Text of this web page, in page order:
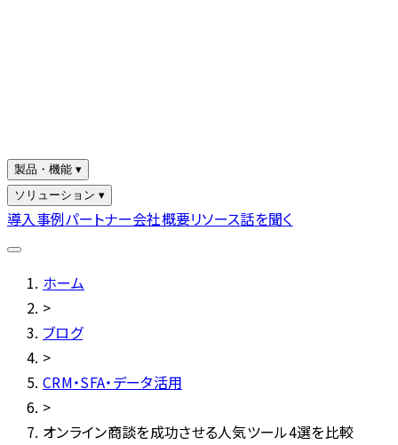
製品・機能 ▾
ソリューション ▾
導入事例パートナー会社概要リソース話を聞く
ホーム
>
ブログ
>
CRM・SFA・データ活用
>
オンライン商談を成功させる人気ツール4選を比較